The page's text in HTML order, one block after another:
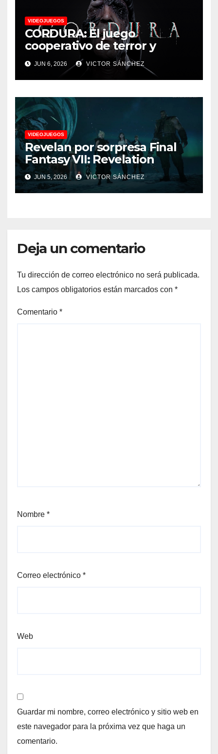
VIDEOJUEGOS
CORDURA: El juego
cooperativo de terror y
supervivencia AA presenta
su tráiler de jugabilidad en
Future Game Show
JUN 6, 2026 VICTOR SÁNCHEZ
VIDEOJUEGOS
Revelan por sorpresa Final
Fantasy VII: Revelation
JUN 5, 2026 VICTOR SÁNCHEZ
Deja un comentario
Tu dirección de correo electrónico no será publicada.
Los campos obligatorios están marcados con *
Comentario *
Nombre *
Correo electrónico *
Web
Guardar mi nombre, correo electrónico y sitio web en
este navegador para la próxima vez que haga un
comentario.